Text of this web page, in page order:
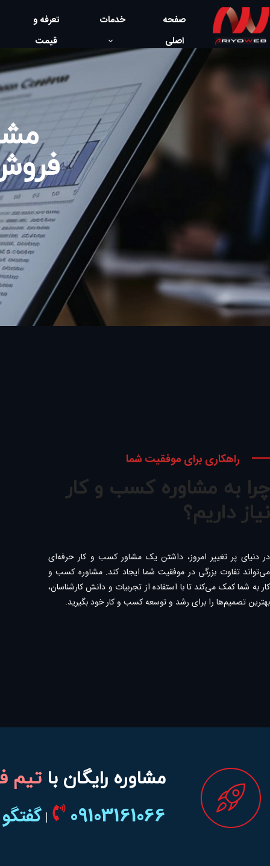
صفحه
اصلی
خدمات
تعرفه و
قیمت
راهکاری برای موفقیت شما
چرا به مشاوره کسب و کار
نیاز داریم؟
در دنیای پر تغییر امروز، داشتن یک مشاور کسب و کار حرفه‌ای
می‌تواند تفاوت بزرگی در موفقیت شما ایجاد کند. مشاوره کسب و
کار به شما کمک می‌کند تا با استفاده از تجربیات و دانش کارشناسان،
بهترین تصمیم‌ها را برای رشد و توسعه کسب و کار خود بگیرید.
مشاوره رایگان باتیم
09103161066
|